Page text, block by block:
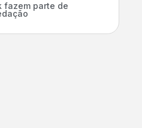
fazem parte de